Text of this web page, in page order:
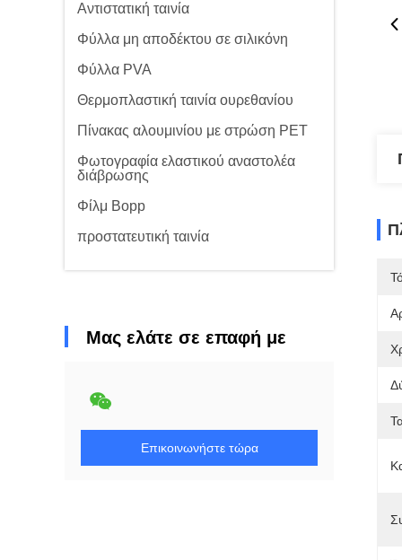
Αντιστατική ταινία
Φύλλα μη αποδέκτου σε σιλικόνη
Φύλλα PVA
Θερμοπλαστική ταινία ουρεθανίου
Πίνακας αλουμινίου με στρώση PET
Φωτογραφία ελαστικού αναστολέα
διάβρωσης
Φίλμ Bopp
προστατευτική ταινία
Μας ελάτε σε επαφή με
Επικοινωνήστε τώρα